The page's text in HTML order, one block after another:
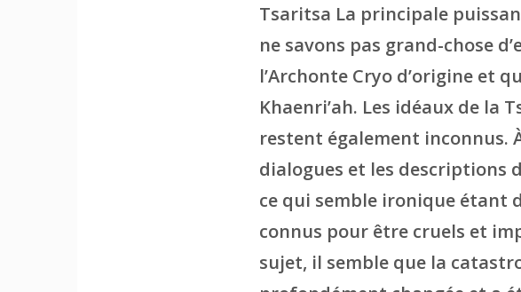
Tsaritsa La principale
ne savons pas grand-chose
l’Archonte Cryo d’origine et
Khaenri’ah. Les idéaux de la
restent également inconnus.
dialogues et les descriptions
ce qui semble ironique étant
connus pour être cruels et
sujet, il semble que la